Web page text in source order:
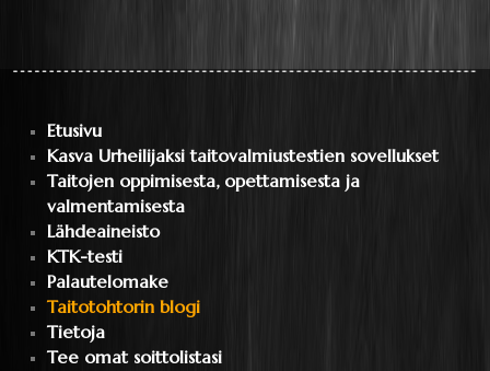
Etusivu
Kasva Urheilijaksi taitovalmiustestien sovellukset
Taitojen oppimisesta, opettamisesta ja
valmentamisesta
Lähdeaineisto
KTK-testi
Palautelomake
Taitotohtorin blogi
Tietoja
Tee omat soittolistasi